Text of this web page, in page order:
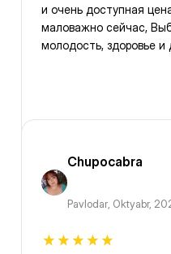
и очень доступная
маловажно сейчас, Выбирай Уан фит если выбираешь
молодость, здоровье и
Chupocabra
Pavlodar, Oktyabr,